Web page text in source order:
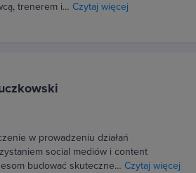
trenerem i… Czytaj więcej
w prowadzeniu działań
social mediów i content
budować skuteczne… Czytaj więcej